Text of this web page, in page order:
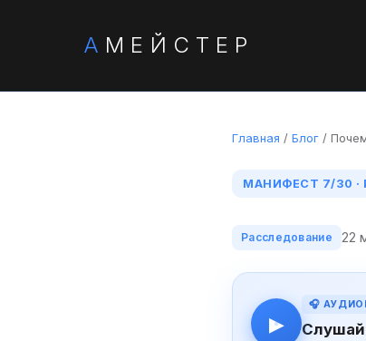
А МЕЙСТЕР
Главная / Блог /
МАНИФЕСТ 7/30
Расследование 22
▶
🎧